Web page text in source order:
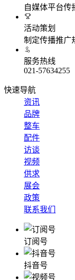
自媒体平台传
活动策划
制定传播推广
服务热线
021-57634255
快速导航
资讯
品牌
整车
配件
访谈
视频
供求
展会
政策
联系我们
订阅号
抖音号